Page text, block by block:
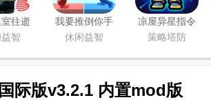
往逝
载安
智
我要推倒你手
游最新版
休闲益智
凉屋异星指令
手游官方版
策略塔防
际版v3.2.1 内置mod版